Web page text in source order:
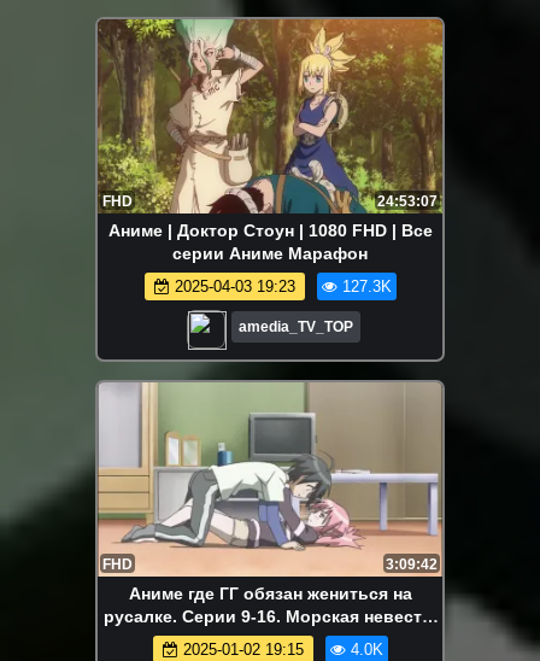
FHD 24:53:07
Аниме | Доктор Стоун | 1080 FHD | Все
серии Аниме Марафон
2025-04-03 19:23 127.3K
amedia_TV_TOP
FHD 3:09:42
Аниме где ГГ обязан жениться на
русалке. Серии 9-16. Морская невеста.
Аниме-марафон.
2025-01-02 19:15 4.0K